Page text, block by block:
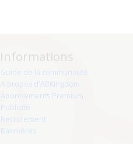
Informations
Guide de la communauté
A propos d'ABKingdom
Abonnements Premium
Publicité
Recrutement
Bannières